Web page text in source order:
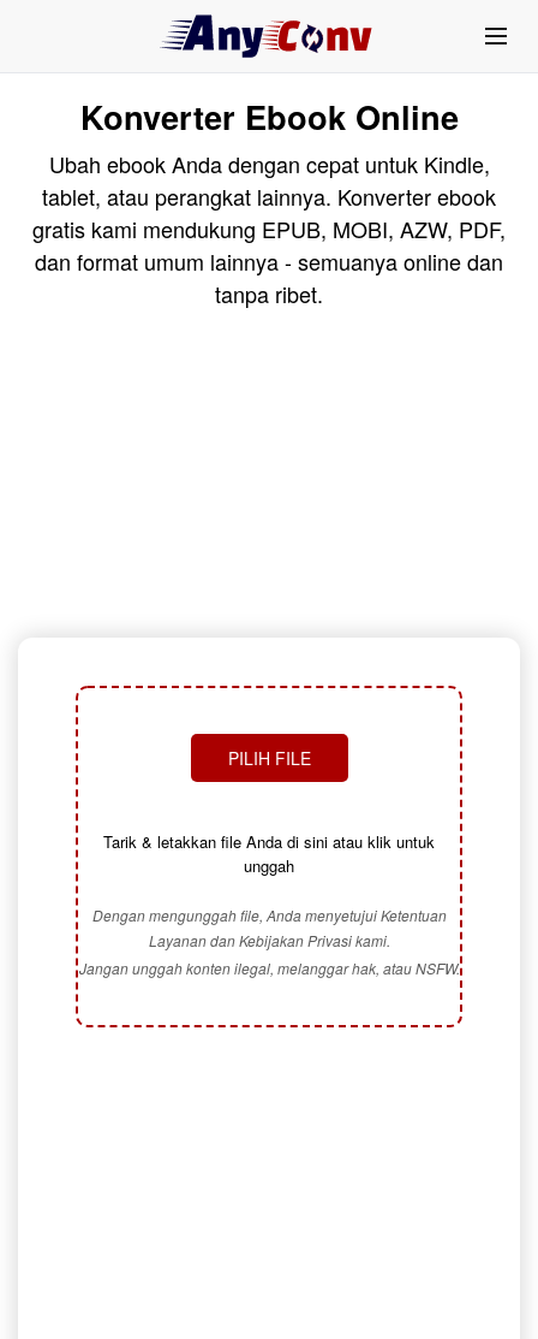
Konverter Ebook Online
Ubah ebook Anda dengan cepat untuk Kindle,
tablet, atau perangkat lainnya. Konverter ebook
gratis kami mendukung EPUB, MOBI, AZW, PDF,
dan format umum lainnya - semuanya online dan
tanpa ribet.
PILIH FILE
Tarik & letakkan file Anda di sini atau klik untuk
unggah
Dengan mengunggah file, Anda menyetujui Ketentuan
Layanan dan Kebijakan Privasi kami.
Jangan unggah konten ilegal, melanggar hak, atau NSFW.